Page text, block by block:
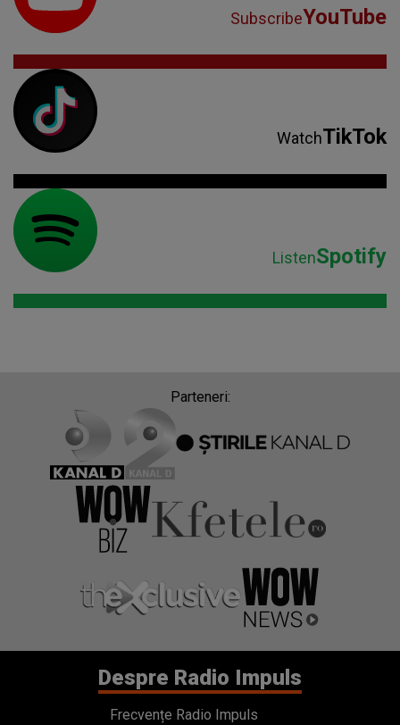
SubscribeYouTube
WatchTikTok
ListenSpotify
Parteneri:
Despre Radio Impuls
Frecvențe Radio Impuls